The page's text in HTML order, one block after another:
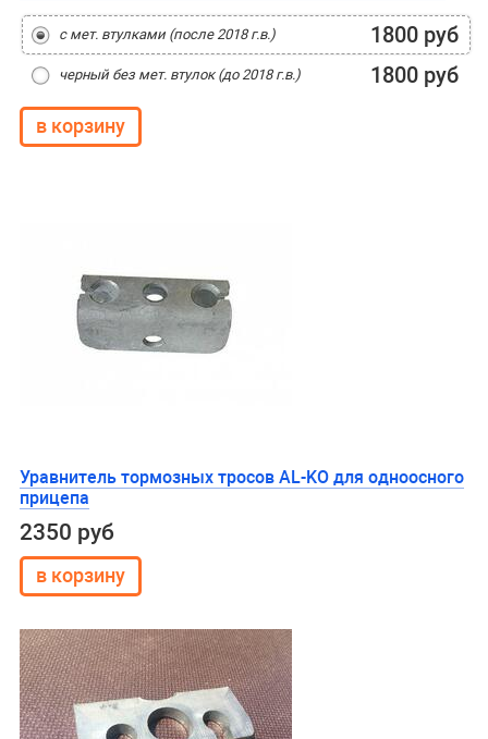
с мет. втулками (после 2018 г.в.) 1800 руб
черный без мет. втулок (до 2018 г.в.) 1800 руб
Уравнитель тормозных тросов AL-KO для одноосного
прицепа
2350 руб